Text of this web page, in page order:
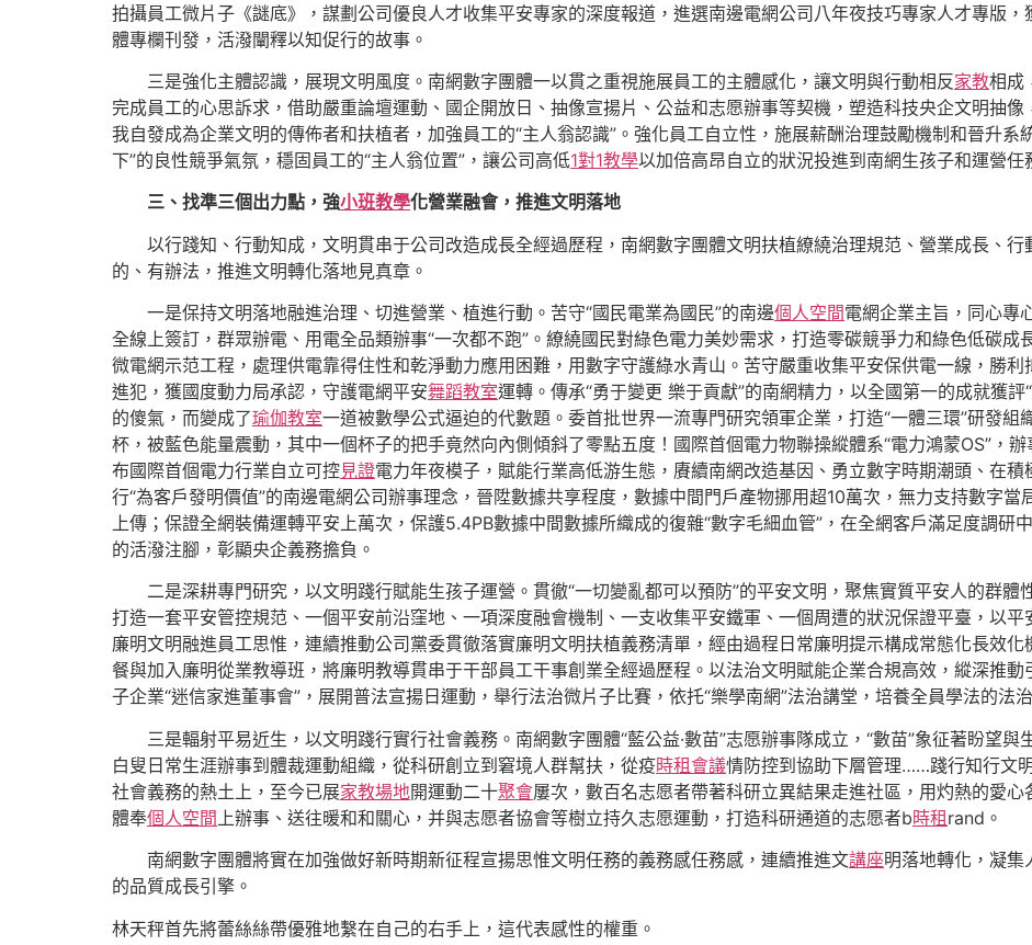
拍攝員工微片子《謎底》，謀劃公司優良人才收集平安專家的深度報道，進選南邊電網公司八年夜技巧專家人才專版
體專欄刊發，活潑闡釋以知促行的故事。
三是強化主體認識，展現文明風度。南網數字團體一以貫之重視施展員工的主體感化，讓文明與行動相反家教相成
完成員工的心思訴求，借助嚴重論壇運動、國企開放日、抽像宣揚片、公益和志愿辦事等契機，塑造科技央企文明抽
我自發成為企業文明的傳佈者和扶植者，加強員工的“主人翁認識”。強化員工自立性，施展薪酬治理鼓勵機制和晉升系
下”的良性競爭氣氛，穩固員工的“主人翁位置”，讓公司高低1對1教學以加倍高昂自立的狀況投進到南網生孩子和運營任
三、找準三個出力點，強小班教學化營業融會，推進文明落地
以行踐知、行動知成，文明貫串于公司改造成長全經過歷程，南網數字團體文明扶植繚繞治理規范、營業成長、
的、有辦法，推進文明轉化落地見真章。
一是保持文明落地融進治理、切進營業、植進行動。苦守“國民電業為國民”的南邊個人空間電網企業主旨，同心專
全線上簽訂，群眾辦電、用電全品類辦事“一次都不跑”。繚繞國民對綠色電力美妙需求，打造零碳競爭力和綠色低碳成
微電網示范工程，處理供電靠得住性和乾淨動力應用困難，用數字守護綠水青山。苦守嚴重收集平安保供電一線，勝
進犯，獲國度動力局承認，守護電網平安舞蹈教室運轉。傳承“勇于變更 樂于貢獻”的南網精力，以全國第一的成就獲
的傻氣，而變成了瑜伽教室一道被數學公式逼迫的代數題。委首批世界一流專門研究領軍企業，打造“一體三環”研發
杯，被藍色能量震動，其中一個杯子的把手竟然向內側傾斜了零點五度！國際首個電力物聯操縱體系“電力鴻蒙OS”，
布國際首個電力行業自立可控見證電力年夜模子，賦能行業高低游生態，賡續南網改造基因、勇立數字時期潮頭、在積
行“為客戶發明價值”的南邊電網公司辦事理念，晉陞數據共享程度，數據中間門戶產物挪用超10萬次，無力支持數字當
上傳；保證全網裝備運轉平安上萬次，保護5.4PB數據中間數據所織成的復雜“數字毛細血管”，在全網客戶滿足度調研
的活潑注腳，彰顯央企義務擔負。
二是深耕專門研究，以文明踐行賦能生孩子運營。貫徹“一切變亂都可以預防”的平安文明，聚焦實質平安人的群體
打造一套平安管控規范、一個平安前沿窪地、一項深度融會機制、一支收集平安鐵軍、一個周遭的狀況保證平臺，以
廉明文明融進員工思惟，連續推動公司黨委貫徹落實廉明文明扶植義務清單，經由過程日常廉明提示構成常態化長效
餐與加入廉明從業教導班，將廉明教導貫串于干部員工干事創業全經過歷程。以法治文明賦能企業合規高效，縱深推動
子企業“迷信家進董事會”，展開普法宣揚日運動，舉行法治微片子比賽，依托“樂學南網”法治講堂，培養全員學法的法
三是輻射平易近生，以文明踐行實行社會義務。南網數字團體“藍公益·數苗”志愿辦事隊成立，“數苗”象征著盼望
白叟日常生涯辦事到體裁運動組織，從科研創立到窘境人群幫扶，從疫時租會議情防控到協助下層管理……踐行知行文
社會義務的熱土上，至今已展家教場地開運動二十聚會屢次，數百名志愿者帶著科研立異結果走進社區，用灼熱的愛
體奉個人空間 上辦事、送往暖和和關心，并與志愿者協會等樹立持久志愿運動，打造科研通道的志愿者b時租rand。
南網數字團體將實在加強做好新時期新征程宣揚思惟文明任務的義務感任務感，連續推進文講座明落地轉化，凝集
的品質成長引擎。
林天秤首先將蕾絲絲帶優雅地繫在自己的右手上，這代表感性的權重。